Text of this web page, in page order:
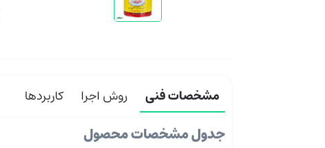
مشخصات فنی روش اجرا کاربردها
جدول مشخصات محصول